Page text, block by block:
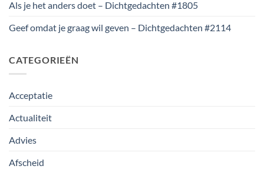
Als je het anders doet – Dichtgedachten #1805
Geef omdat je graag wil geven – Dichtgedachten #2114
CATEGORIEËN
Acceptatie
Actualiteit
Advies
Afscheid